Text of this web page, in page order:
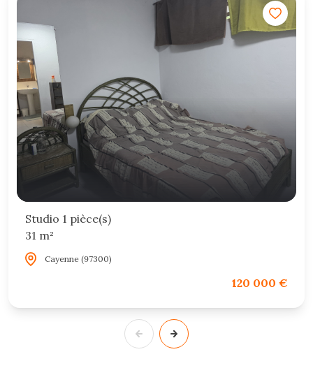
Studio 1 pièce(s)
31 m²
Cayenne (97300)
120 000 €